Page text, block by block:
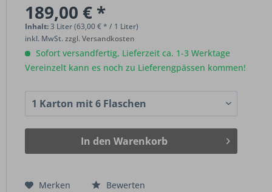
189,00 € *
Inhalt:3 Liter (63,00 € * / 1 Liter)
inkl. MwSt.zzgl. Versandkosten
Sofort versandfertig, Lieferzeit ca. 1-3 Werktage
Vereinzelt kann es noch zu Lieferengpässen kommen!
In den Warenkorb
Merken Bewerten